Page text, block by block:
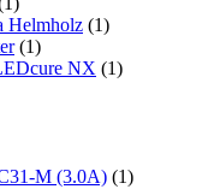
Helmholz (1)
(1)
NX (1)
M (3.0A) (1)